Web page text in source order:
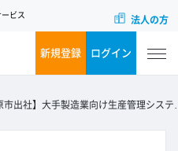
ビス 法人の方
新規登録 ログイン
社】大手製造業向け生産管理システムの刷新